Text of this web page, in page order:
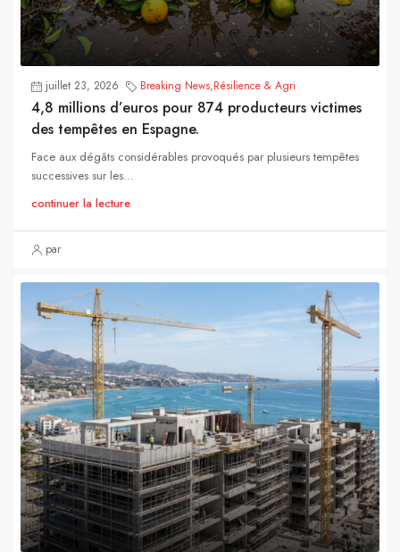
juillet 23, 2026 Breaking News,Résilience & Agri
4,8 millions d’euros pour 874 producteurs victimes
des tempêtes en Espagne.
Face aux dégâts considérables provoqués par plusieurs tempêtes
successives sur les...
continuer la lecture
par